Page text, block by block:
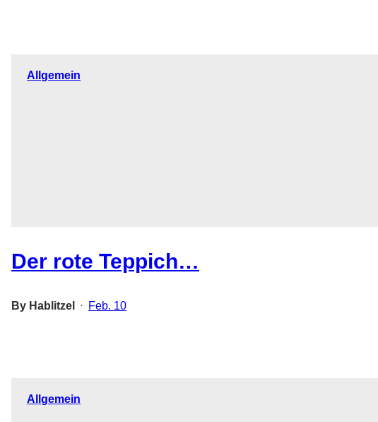
Allgemein
Der rote Teppich…
By Hablitzel • Feb. 10
Allgemein